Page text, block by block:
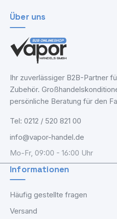
Über uns
Ihr zuverlässiger B2B-Partner
Zubehör.
persönliche Beratung für den
Tel: 0212 / 520 821 00
info@vapor-handel.de
Mo-Fr, 09:00 - 16:00 Uhr
Informationen
Häufig gestellte fragen
Versand